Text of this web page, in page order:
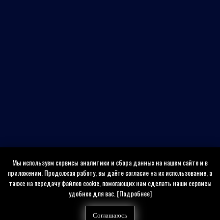
Мы используем сервисы аналитики и сбора данных на нашем сайте и в
приложении. Продолжая работу, вы даёте согласие на их использование, а
также на передачу файлов cookie, помогающих нам сделать наши сервисы
удобнее для вас.[Подробнее]
Соглашаюсь